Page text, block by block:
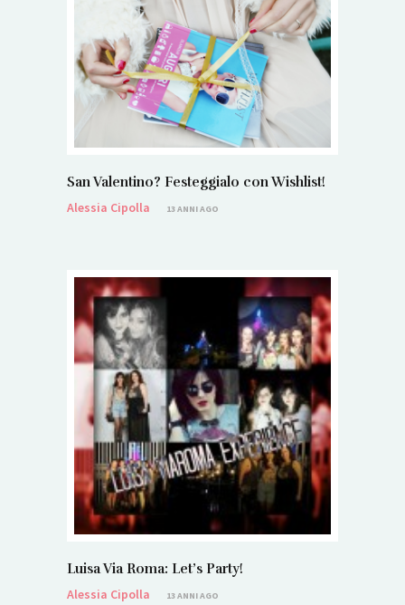
San Valentino? Festeggialo con Wishlist!
Alessia Cipolla
13 ANNI AGO
Luisa Via Roma: Let’s Party!
Alessia Cipolla
13 ANNI AGO